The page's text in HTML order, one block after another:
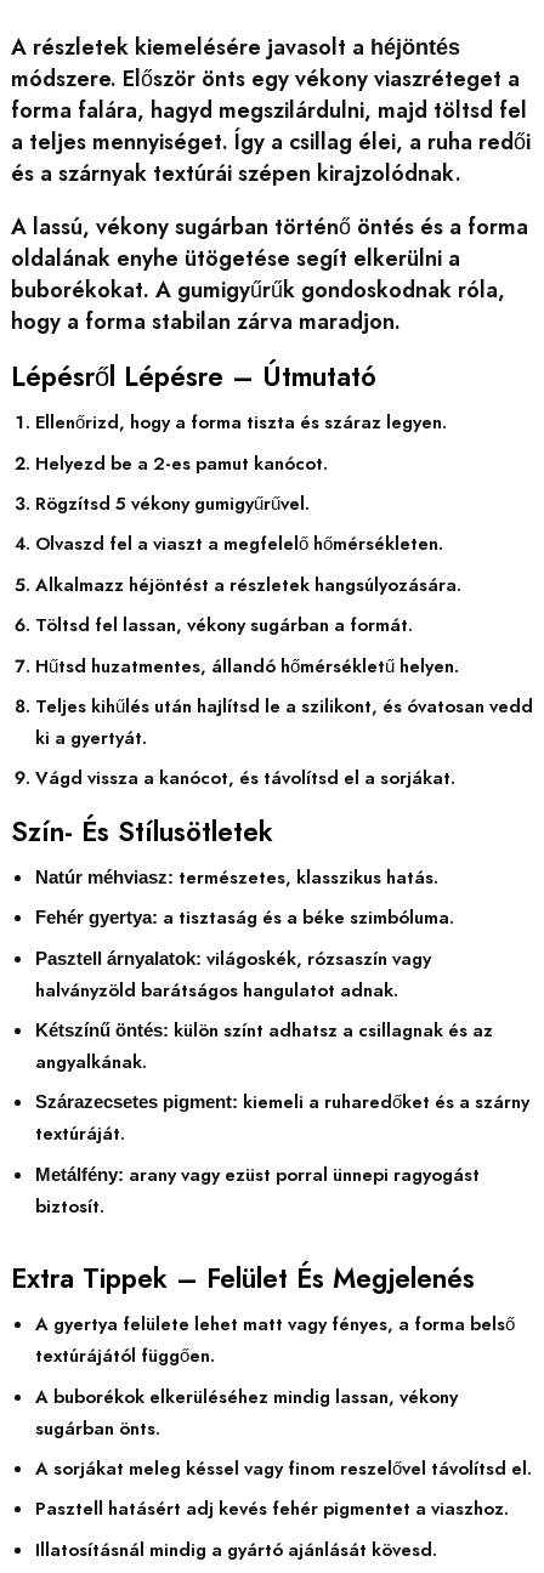
A részletek kiemelésére javasolt a héjöntés
módszere. Először önts egy vékony viaszréteget a
forma falára, hagyd megszilárdulni, majd töltsd fel
a teljes mennyiséget. Így a csillag élei, a ruha redői
és a szárnyak textúrái szépen kirajzolódnak.
A lassú, vékony sugárban történő öntés és a forma
oldalának enyhe ütögetése segít elkerülni a
buborékokat. A gumigyűrűk gondoskodnak róla,
hogy a forma stabilan zárva maradjon.
Lépésről Lépésre – Útmutató
Ellenőrizd, hogy a forma tiszta és száraz legyen.
Helyezd be a 2-es pamut kanócot.
Rögzítsd 5 vékony gumigyűrűvel.
Olvaszd fel a viaszt a megfelelő hőmérsékleten.
Alkalmazz héjöntést a részletek hangsúlyozására.
Töltsd fel lassan, vékony sugárban a formát.
Hűtsd huzatmentes, állandó hőmérsékletű helyen.
Teljes kihűlés után hajlítsd le a szilikont, és óvatosan vedd
ki a gyertyát.
Vágd vissza a kanócot, és távolítsd el a sorjákat.
Szín- És Stílusötletek
Natúr méhviasz: természetes, klasszikus hatás.
Fehér gyertya: a tisztaság és a béke szimbóluma.
Pasztell árnyalatok: világoskék, rózsaszín vagy
halványzöld barátságos hangulatot adnak.
Kétszínű öntés: külön színt adhatsz a csillagnak és az
angyalkának.
Szárazecsetes pigment: kiemeli a ruharedőket és a szárny
textúráját.
Metálfény: arany vagy ezüst porral ünnepi ragyogást
biztosít.
Extra Tippek – Felület És Megjelenés
A gyertya felülete lehet matt vagy fényes, a forma belső
textúrájától függően.
A buborékok elkerüléséhez mindig lassan, vékony
sugárban önts.
A sorjákat meleg késsel vagy finom reszelővel távolítsd el.
Pasztell hatásért adj kevés fehér pigmentet a viaszhoz.
Illatosításnál mindig a gyártó ajánlását kövesd.